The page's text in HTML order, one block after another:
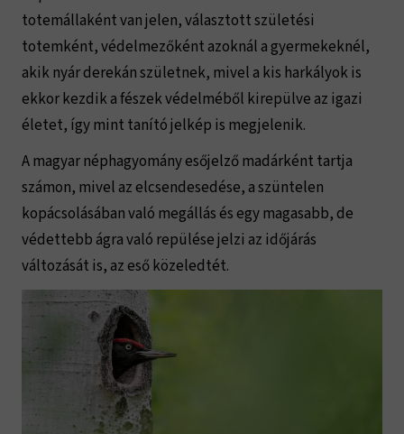
totemállaként van jelen, választott születési
totemként, védelmezőként azoknál a gyermekeknél,
akik nyár derekán születnek, mivel a kis harkályok is
ekkor kezdik a fészek védelméből kirepülve az igazi
életet, így mint tanító jelkép is megjelenik.
A magyar néphagyomány esőjelző madárként tartja
számon, mivel az elcsendesedése, a szüntelen
kopácsolásában való megállás és egy magasabb, de
védettebb ágra való repülése jelzi az időjárás
változását is, az eső közeledtét.